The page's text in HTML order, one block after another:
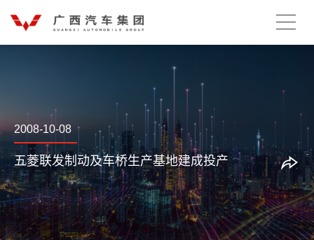
2008-10-08
五菱联发制动及车桥生产基地建成投产